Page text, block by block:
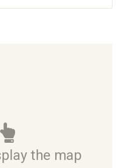
the map